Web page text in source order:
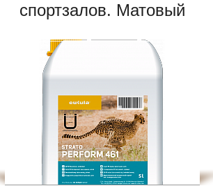
спортзалов. Матовый